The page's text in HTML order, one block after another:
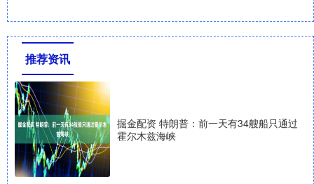
推荐资讯
掘金配资 特朗普：前一天有34艘船只通过
霍尔木兹海峡